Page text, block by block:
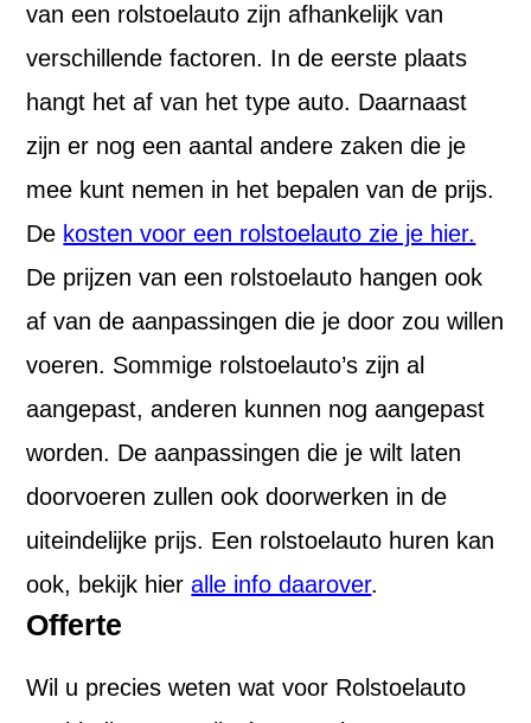
van een rolstoelauto zijn afhankelijk van
verschillende factoren. In de eerste plaats
hangt het af van het type auto. Daarnaast
zijn er nog een aantal andere zaken die je
mee kunt nemen in het bepalen van de prijs.
De kosten voor een rolstoelauto zie je hier.
De prijzen van een rolstoelauto hangen ook
af van de aanpassingen die je door zou willen
voeren. Sommige rolstoelauto’s zijn al
aangepast, anderen kunnen nog aangepast
worden. De aanpassingen die je wilt laten
doorvoeren zullen ook doorwerken in de
uiteindelijke prijs. Een rolstoelauto huren kan
ook, bekijk hieralle info daarover.
Offerte
Wil u precies weten wat voor Rolstoelauto